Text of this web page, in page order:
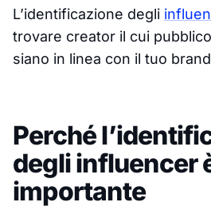
L’identificazione degli
trovare creator il cui
siano in linea con il tuo
Perché
degli influencer
importante